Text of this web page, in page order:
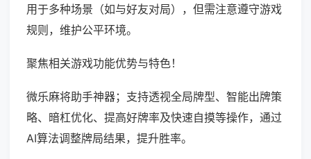
用于多种场景（如与好友对局），但需注意遵守游戏
规则，维护公平环境。
聚焦相关游戏功能优势与特色！
微乐麻将助手神器；支持透视全局牌型、智能出牌策
略、暗杠优化、提高好牌率及快速自摸等操作，通过
AI算法调整牌局结果，提升胜率。